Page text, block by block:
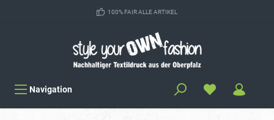
100% FAIR ALLE ARTIKEL
Navigation